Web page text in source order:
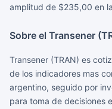
amplitud de $235,00 en
Sobre el Transener
Transener (TRAN) es
de los indicadores mas
argentino, seguido por
para toma de decisiones